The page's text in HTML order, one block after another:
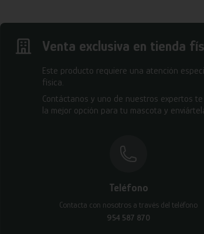
Venta exclusiva en tienda
Este producto requiere una atención
física.
Contáctanos y uno de nuestros expertos
la mejor opción para tu mascota y
Teléfono
Contacta con nosotros a través del teléfono
954 587 870